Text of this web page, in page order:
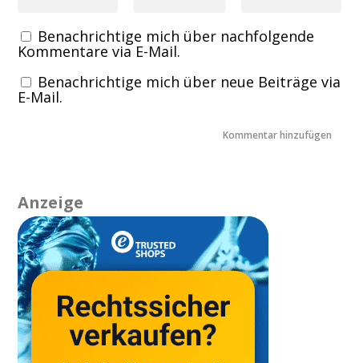
Benachrichtige mich über nachfolgende
Kommentare via E-Mail.
Benachrichtige mich über neue Beiträge via
E-Mail.
Anzeige